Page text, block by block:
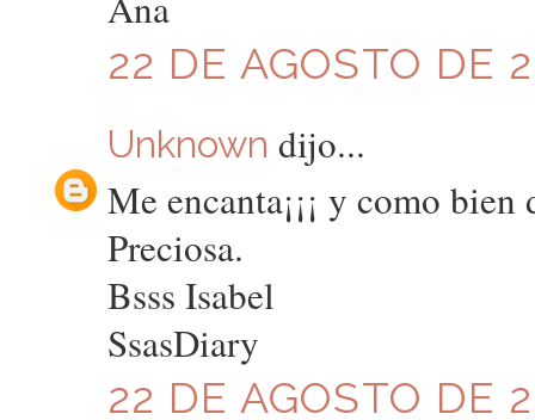
22 DE AGOSTO DE
Unknown dijo...
Me encanta¡¡¡ y como
Preciosa.
Bsss Isabel
SsasDiary
22 DE AGOSTO DE